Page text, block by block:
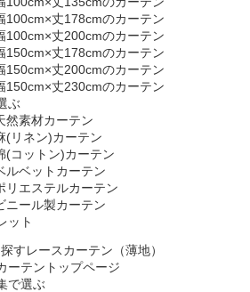
100cm×丈178cmのカーテン
100cm×丈200cmのカーテン
150cm×丈178cmのカーテン
150cm×丈200cmのカーテン
150cm×丈230cmのカーテン
ぶ
然素材カーテン
(リネン)カーテン
(コットン)カーテン
ルベットカーテン
リエステルカーテン
ニール製カーテン
ット
レースカーテン（薄地）
ーテントップページ
で選ぶ